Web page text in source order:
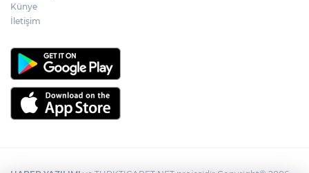
Künye
İletişim